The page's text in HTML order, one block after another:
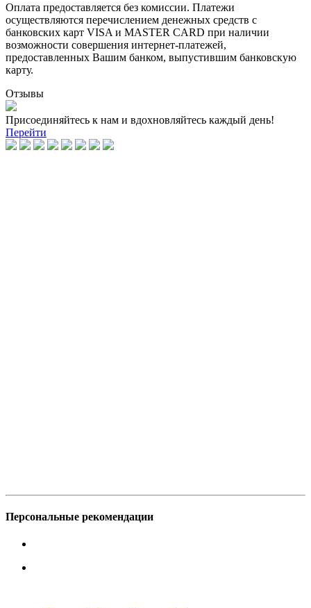
Оплата предоставляется без комиссии. Платежи
осуществляются перечислением денежных средств с
банковских карт VISA и MASTER CARD при наличии
возможности совершения интернет-платежей,
предоставленных Вашим банком, выпустившим банковскую
карту.
Отзывы
Присоединяйтесь к нам и вдохновляйтесь каждый день!
Перейти
Персональные рекомендации